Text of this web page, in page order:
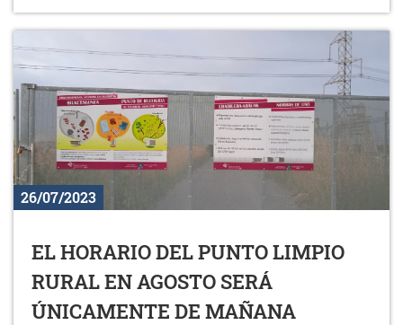
26/07/2023
EL HORARIO DEL PUNTO LIMPIO
RURAL EN AGOSTO SERÁ
ÚNICAMENTE DE MAÑANA